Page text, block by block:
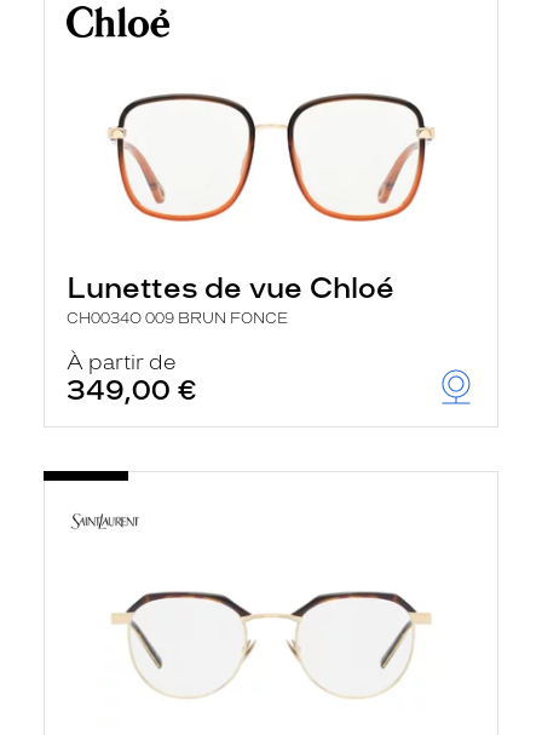
Lunettes de vue Chloé
CH0034O 009 BRUN FONCE
À partir de
349,00 €